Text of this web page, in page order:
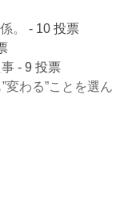
。
- 10 投票
- 9 投票
変わる”ことを選ん